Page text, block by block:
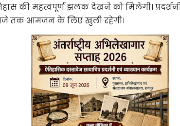
की महत्वपूर्ण झलक देखने को मिलेगी। प्रदर्शनी
तक आमजन के लिए खुली रहेगी।